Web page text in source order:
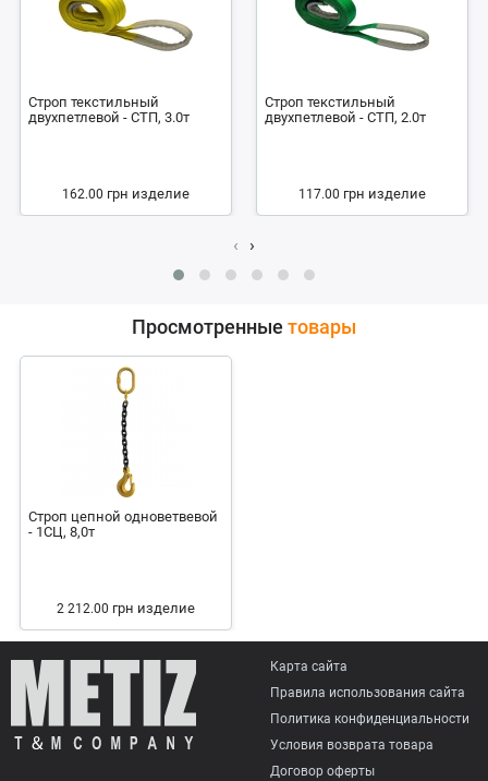
Строп текстильный
двухпетлевой - СТП, 3.0т
162.00 грн изделие
Строп текстильный
двухпетлевой - СТП, 2.0т
117.00 грн изделие
‹ ›
Просмотренные товары
Строп цепной одноветвевой
- 1СЦ, 8,0т
2 212.00 грн изделие
Карта сайта
Правила использования сайта
Политика конфиденциальности
Условия возврата товарa
Договор оферты